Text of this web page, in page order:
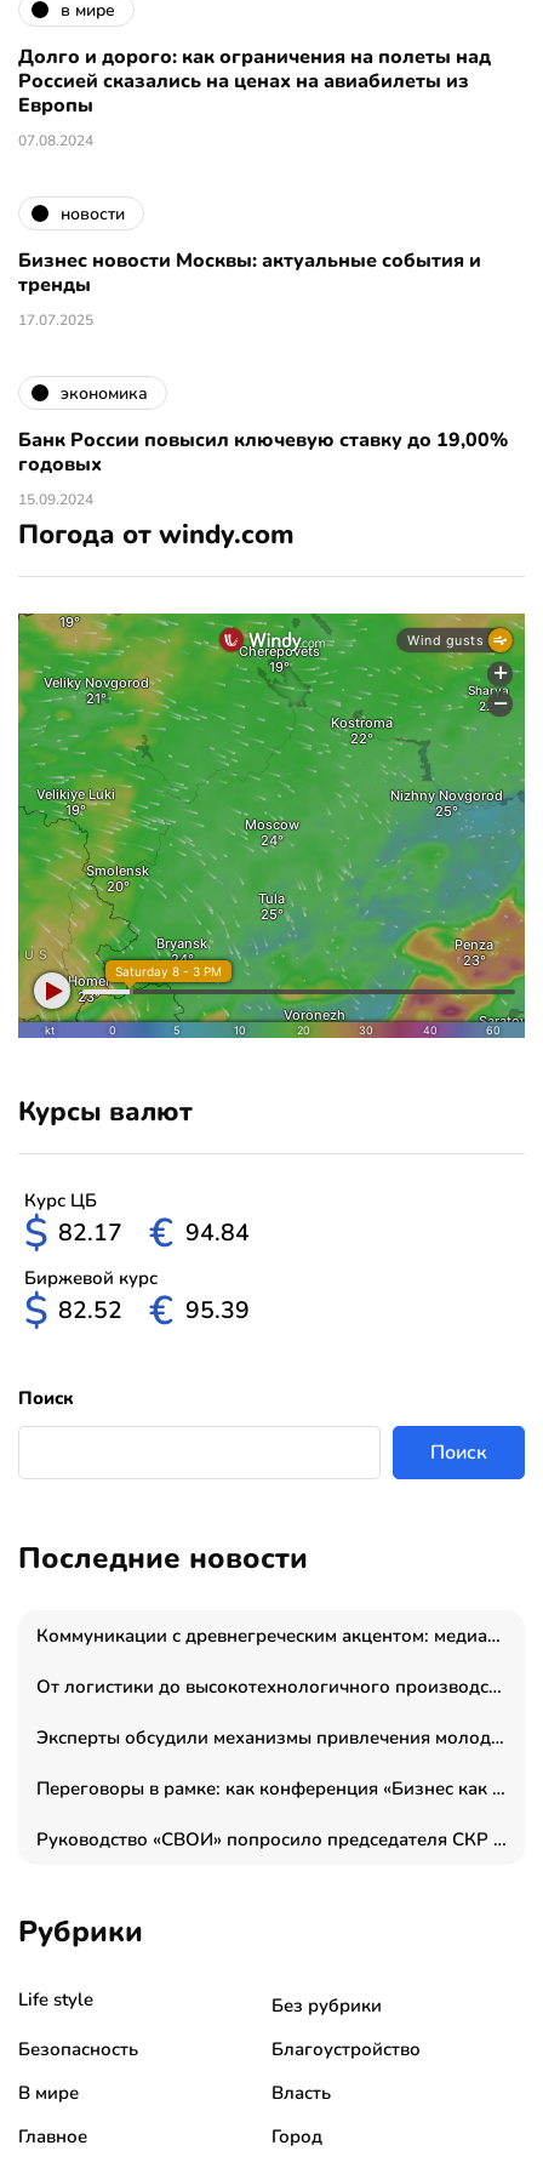
в мире
Долго и дорого: как ограничения на полеты над
Россией сказались на ценах на авиабилеты из
Европы
07.08.2024
новости
Бизнес новости Москвы: актуальные события и
тренды
17.07.2025
экономика
Банк России повысил ключевую ставку до 19,00%
годовых
15.09.2024
Погода от windy.com
Курсы валют
Курс ЦБ
$ 82.17 € 94.84
Биржевой курс
$ 82.52 € 95.39
Поиск
Поиск
Последние новости
Коммуникации с древнегреческим акцентом: медиаменеджер и журналист Владимир Дергачев запустил коммуникационное агентство «Сократ 2.0»
От логистики до высокотехнологичного производства: как основатель “гагаринга” выстраивает экосистему безопасности и гражданских БПЛА
Эксперты обсудили механизмы привлечения молодых специалистов в промышленные города
Переговоры в рамке: как конференция «Бизнес как искусство» переформатирует деловой этикет в стенах ТПП РФ
Руководство «СВОИ» попросило председателя СКР дать правовую оценку обысков в тыловом штабе
Рубрики
Life style
Без рубрики
Безопасность
Благоустройство
В мире
Власть
Главное
Город